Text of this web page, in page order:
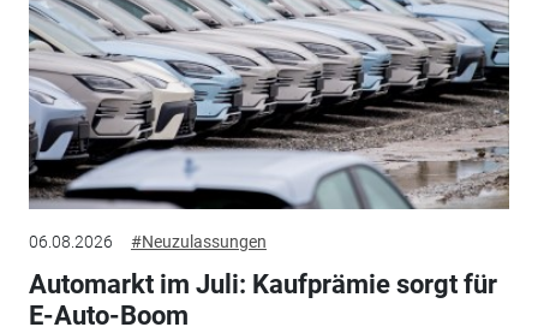
06.08.2026 #Neuzulassungen
Automarkt im Juli: Kaufprämie sorgt für
E-Auto-Boom